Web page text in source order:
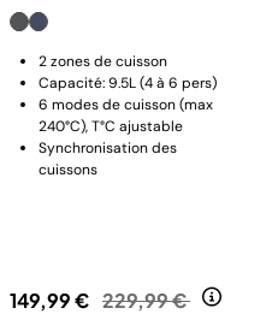
2 zones de cuisson
Capacité: 9.5L (4 à 6 pers)
6 modes de cuisson (max
240°C), T°C ajustable
Synchronisation des
cuissons
149,99 € Prix réduit de
229,99 € au